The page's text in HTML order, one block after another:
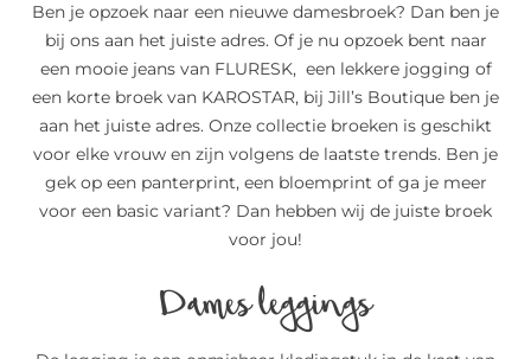
Ben je opzoek naar een nieuwe damesbroek? Dan ben je
bij ons aan het juiste adres. Of je nu opzoek bent naar
een mooie jeans van FLURESK, een lekkere jogging of
een korte broek van KAROSTAR, bij Jill’s Boutique ben je
aan het juiste adres. Onze collectie broeken is geschikt
voor elke vrouw en zijn volgens de laatste trends. Ben je
gek op een panterprint, een bloemprint of ga je meer
voor een basic variant? Dan hebben wij de juiste broek
voor jou!
Dames leggings